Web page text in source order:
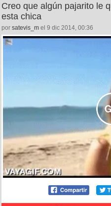
Creo que algún pajarito le
esta chica
por satevis_m el 9 dic 2014, 00:36